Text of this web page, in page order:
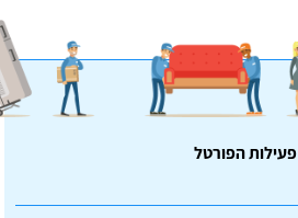
פעילות הפורטל